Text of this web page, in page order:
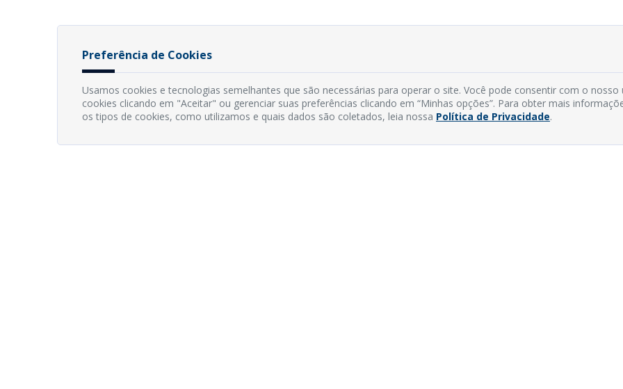
Preferência de Cookies
Usamos cookies e tecnologias semelhantes que são necessárias para operar o site. Você pode consentir com o nosso
cookies clicando em "Aceitar" ou gerenciar suas preferências clicando em “Minhas opções”. Para obter mais
os tipos de cookies, como utilizamos e quais dados são coletados, leia nossa Política de Privacidade.